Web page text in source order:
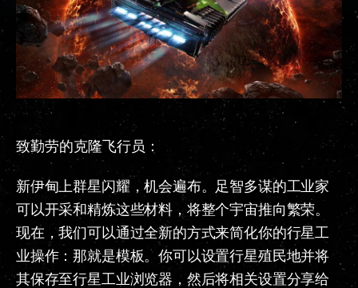
致勤劳的克隆飞行员：
新伊甸上群星闪耀，机会遍布。足智多谋的工业家
可以开采和精炼这些材料，将整个宇宙推向繁荣。
现在，我们可以通过全新的方式来简化你的行星工
业操作：那就是模板。你可以设置行星殖民地并将
其保存至行星工业浏览器，然后将相关设置分享给